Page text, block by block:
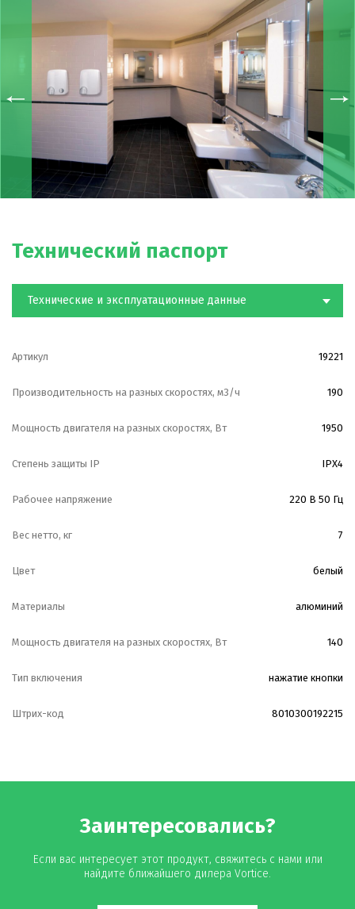
Модель с кнопкой: включается путем нажатия на
кнопку, выполненную из ударопрочной смолы с анти
уф-обработкой. С помощью внутреннего
регулировочного винта можно установить таймер
работы от 20 до 60 секунд.
Технический паспорт
Технические и эксплуатационные данные
Артикул 19221
Производительность на разных скоростях, м3/ч 190
Мощность двигателя на разных скоростях, Вт 1950
Степень защиты IP IPX4
Рабочее напряжение 220 В 50 Гц
Вес нетто, кг 7
Цвет белый
Материалы алюминий
Мощность двигателя на разных скоростях, Вт 140
Тип включения нажатие кнопки
Штрих-код 8010300192215
Заинтересовались?
Если вас интересует этот продукт, свяжитесь с нами или
найдите ближайшего дилера Vortice.